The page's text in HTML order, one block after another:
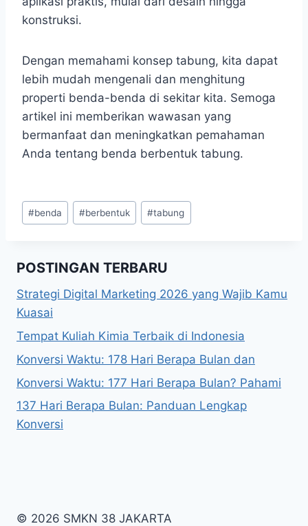
konstruksi.
Dengan memahami konsep tabung, kita dapat
lebih mudah mengenali dan menghitung
properti benda-benda di sekitar kita. Semoga
artikel ini memberikan wawasan yang
bermanfaat dan meningkatkan pemahaman
Anda tentang benda berbentuk tabung.
Post
Tags:
#benda #berbentuk #tabung
POSTINGAN TERBARU
Strategi Digital Marketing 2026 yang Wajib Kamu
Kuasai
Tempat Kuliah Kimia Terbaik di Indonesia
Konversi Waktu: 178 Hari Berapa Bulan dan
Konversi Waktu: 177 Hari Berapa Bulan? Pahami
137 Hari Berapa Bulan: Panduan Lengkap
Konversi
© 2026 SMKN 38 JAKARTA